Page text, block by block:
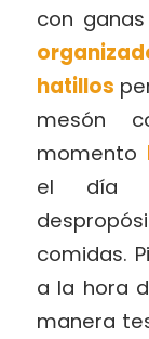
con
hatillos
mesón
momento
el día
comidas.
a la hora
manera